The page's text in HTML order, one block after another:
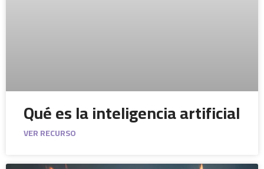
Qué es la inteligencia artificial
VER RECURSO